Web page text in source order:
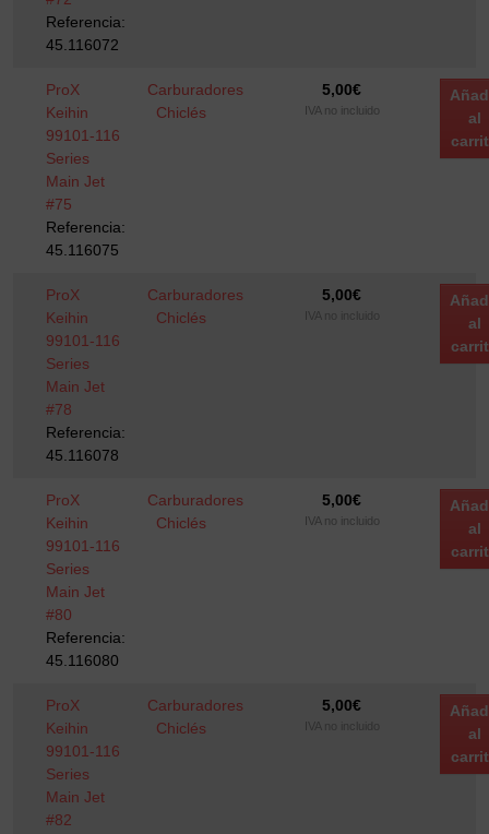
Referencia:
45.116072
ProX
Keihin
99101-116
Series
Main Jet
#75
Referencia:
45.116075
Carburadores
Chiclés
5,00€
IVA no incluido
al
ProX
Keihin
99101-116
Series
Main Jet
#78
Referencia:
45.116078
Carburadores
Chiclés
5,00€
IVA no incluido
al
ProX
Keihin
99101-116
Series
Main Jet
#80
Referencia:
45.116080
Carburadores
Chiclés
5,00€
IVA no incluido
al
ProX
Keihin
99101-116
Series
Main Jet
#82
Carburadores
Chiclés
5,00€
IVA no incluido
al